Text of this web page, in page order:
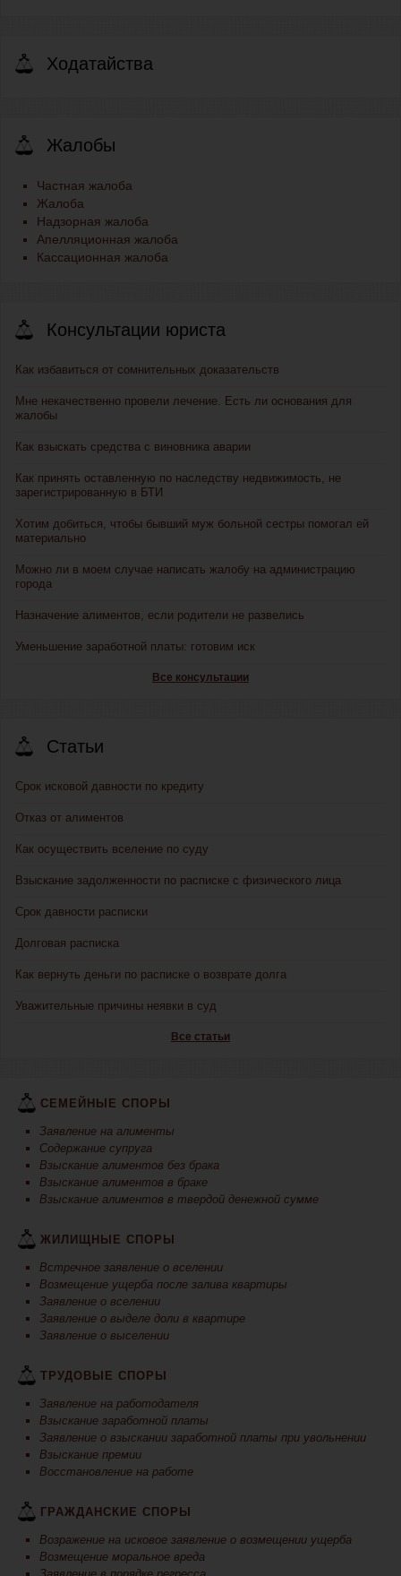
Ходатайства
Жалобы
Частная жалоба
Жалоба
Надзорная жалоба
Апелляционная жалоба
Кассационная жалоба
Консультации юриста
Как избавиться от сомнительных доказательств
Мне некачественно провели лечение. Есть ли основания для
жалобы
Как взыскать средства с виновника аварии
Как принять оставленную по наследству недвижимость, не
зарегистрированную в БТИ
Хотим добиться, чтобы бывший муж больной сестры помогал ей
материально
Можно ли в моем случае написать жалобу на администрацию
города
Назначение алиментов, если родители не развелись
Уменьшение заработной платы: готовим иск
Все консультации
Статьи
Срок исковой давности по кредиту
Отказ от алиментов
Как осуществить вселение по суду
Взыскание задолженности по расписке с физического лица
Срок давности расписки
Долговая расписка
Как вернуть деньги по расписке о возврате долга
Уважительные причины неявки в суд
Все статьи
СЕМЕЙНЫЕ СПОРЫ
Заявление на алименты
Содержание супруга
Взыскание алиментов без брака
Взыскание алиментов в браке
Взыскание алиментов в твердой денежной сумме
ЖИЛИЩНЫЕ СПОРЫ
Встречное заявление о вселении
Возмещение ущерба после залива квартиры
Заявление о вселении
Заявление о выделе доли в квартире
Заявление о выселении
ТРУДОВЫЕ СПОРЫ
Заявление на работодателя
Взыскание заработной платы
Заявление о взыскании заработной платы при увольнении
Взыскание премии
Восстановление на работе
ГРАЖДАНСКИЕ СПОРЫ
Возражение на исковое заявление о возмещении ущерба
Возмещение моральное вреда